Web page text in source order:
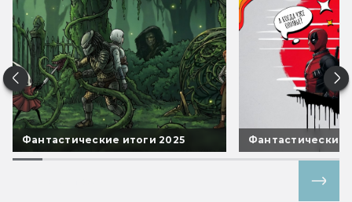
Фантастические итоги 2025 Фантастические